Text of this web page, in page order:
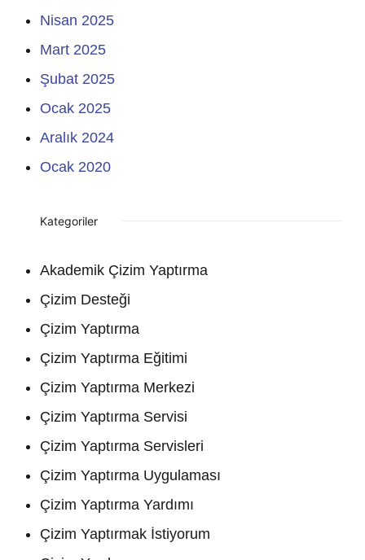
Nisan 2025
Mart 2025
Şubat 2025
Ocak 2025
Aralık 2024
Ocak 2020
Kategoriler
Akademik Çizim Yaptırma
Çizim Desteği
Çizim Yaptırma
Çizim Yaptırma Eğitimi
Çizim Yaptırma Merkezi
Çizim Yaptırma Servisi
Çizim Yaptırma Servisleri
Çizim Yaptırma Uygulaması
Çizim Yaptırma Yardımı
Çizim Yaptırmak İstiyorum